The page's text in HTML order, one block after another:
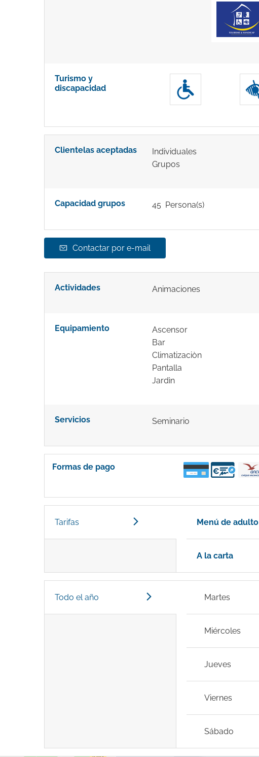
Turismo y
discapacidad
Clientelas aceptadas
Individuales
Grupos
Capacidad grupos 45 Persona(s)
Contactar por e-mail
Actividades Animaciones
Equipamiento
Ascensor
Bar
Climatizaciòn
Pantalla
Jardìn
Servicios Seminario
Formas de pago
Tarifas Menú de adulto
A la carta
Todo el año Martes
Miércoles
Jueves
Viernes
Sábado